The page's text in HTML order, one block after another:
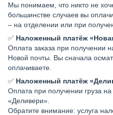
Мы понимаем, что никто не
большинстве случаев вы
– на отделении или при
✅ Наложенный платёж
Оплата заказа при получении
Новой почты. Вы сначала
оплачиваете.
✅ Наложенный платёж
Оплата при получении груза
«Деливери».
Обратите внимание: услуга